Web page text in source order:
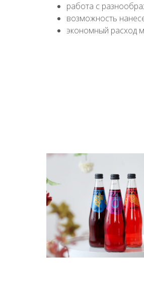
работа с
возможность
экономный расход